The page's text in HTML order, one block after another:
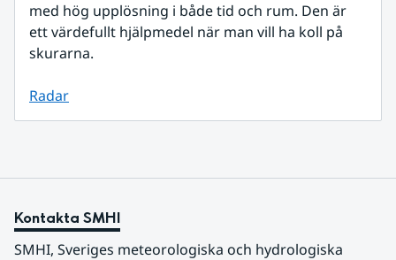
med hög upplösning i både tid och rum. Den är
ett värdefullt hjälpmedel när man vill ha koll på
skurarna.
Radar
Kontakta SMHI
SMHI, Sveriges meteorologiska och hydrologiska